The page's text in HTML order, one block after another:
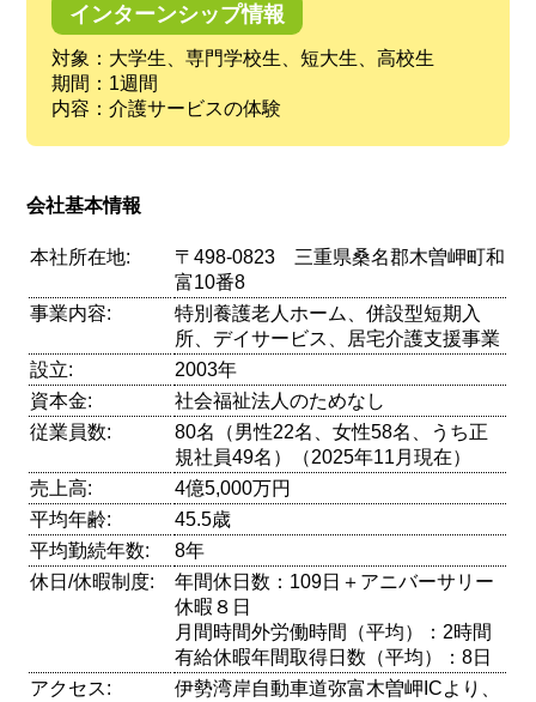
インターンシップ情報
対象：大学生、専門学校生、短大生、高校生
期間：1週間
内容：介護サービスの体験
会社基本情報
本社所在地:
〒498-0823 三重県桑名郡木曽岬町和
富10番8
事業内容:
特別養護老人ホーム、併設型短期入
所、デイサービス、居宅介護支援事業
設立:
2003年
資本金:
社会福祉法人のためなし
従業員数:
80名（男性22名、女性58名、うち正
規社員49名）（2025年11月現在）
売上高:
4億5,000万円
平均年齢:
45.5歳
平均勤続年数:
8年
休日/休暇制度:
年間休日数：109日＋アニバーサリー
休暇８日
月間時間外労働時間（平均）：2時間
有給休暇年間取得日数（平均）：8日
アクセス:
伊勢湾岸自動車道弥富木曽岬ICより、